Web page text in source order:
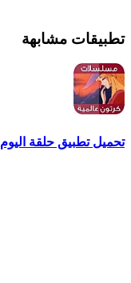
تطبيقات مشابهة
تحميل تطبيق حلقة اليوم